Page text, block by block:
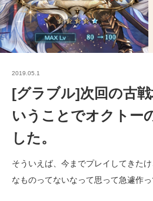
2019.05.1
[グラブル]次回の古
いうことでオクトー
した。
そういえば、今までプレイしてきた
なものってないなって思って急遽作っ